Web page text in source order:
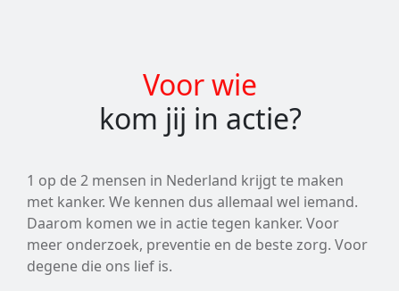
Voor wie
kom jij in actie?
1 op de 2 mensen in Nederland krijgt te maken
met kanker. We kennen dus allemaal wel iemand.
Daarom komen we in actie tegen kanker. Voor
meer onderzoek, preventie en de beste zorg. Voor
degene die ons lief is.